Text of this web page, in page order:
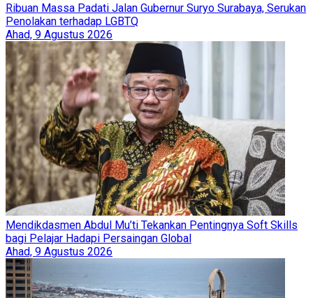
Ribuan Massa Padati Jalan Gubernur Suryo Surabaya, Serukan
Penolakan terhadap LGBTQ
Ahad, 9 Agustus 2026
Mendikdasmen Abdul Mu’ti Tekankan Pentingnya Soft Skills
bagi Pelajar Hadapi Persaingan Global
Ahad, 9 Agustus 2026